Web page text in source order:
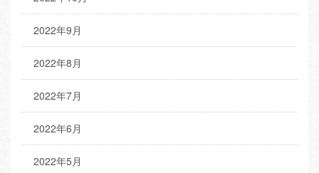
2022年9月
2022年8月
2022年7月
2022年6月
2022年5月